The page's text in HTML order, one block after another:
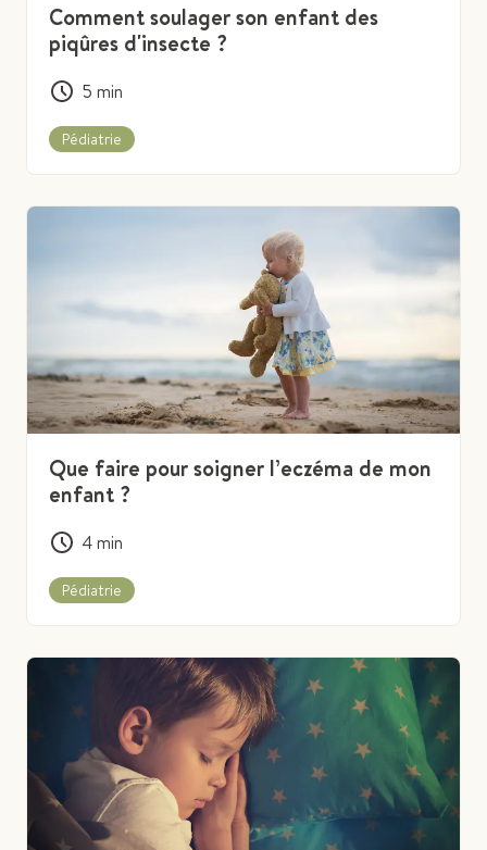
Comment soulager son enfant des
piqûres d'insecte ?
5 min
Pédiatrie
Que faire pour soigner l’eczéma de mon
enfant ?
4min
Pédiatrie